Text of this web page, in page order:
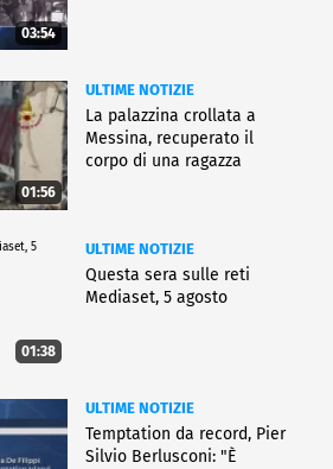
03:54
01:56
ULTIME NOTIZIE
La palazzina crollata a
Messina, recuperato il
corpo di una ragazza
01:38
ULTIME NOTIZIE
Questa sera sulle reti
Mediaset, 5 agosto
ULTIME NOTIZIE
Temptation da record, Pier
Silvio Berlusconi: "È